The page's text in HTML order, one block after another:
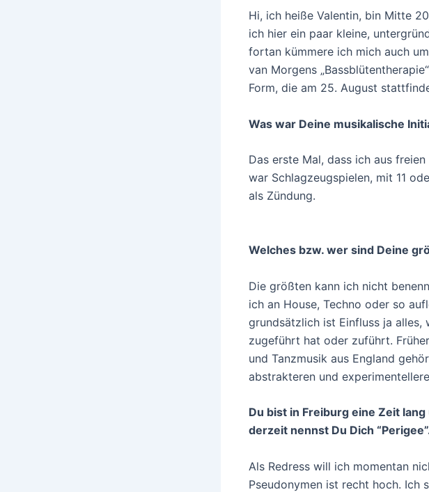
Hi, ich heiße Valentin, bin Mitte
ich hier ein paar kleine,
fortan kümmere ich mich auch
van Morgens
Form, die am 25. August
Was war Deine musikalische
Das erste Mal, dass ich aus
war Schlagzeugspielen, mit 11
als Zündung.
Welches bzw. wer sind Deine
Die größten kann ich nicht
ich an House, Techno oder so
grundsätzlich ist Einfluss ja alles,
zugeführt hat oder zuführt.
und Tanzmusik aus England
abstrakteren und
Du bist in Freiburg eine Zeit
derzeit nennst Du Dich
Als Redress will ich momentan
Pseudonymen ist recht hoch. Ich